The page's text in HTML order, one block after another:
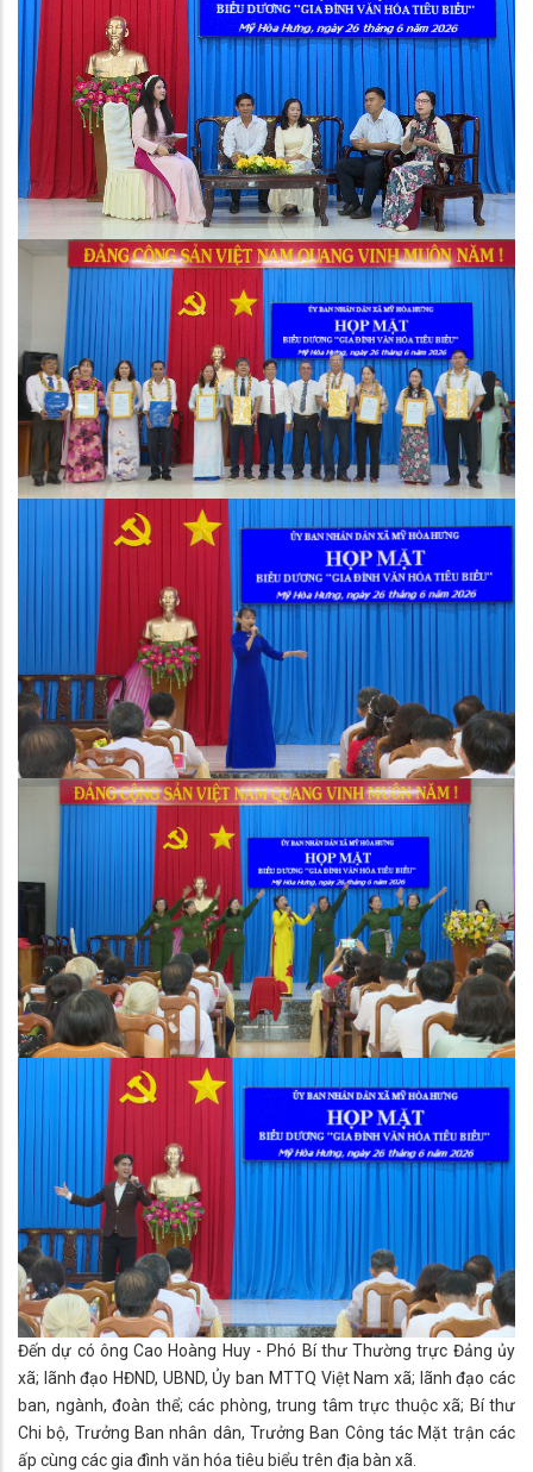
Đến dự có ông Cao Hoàng Huy - Phó Bí thư Thường trực Đảng ủy
xã; lãnh đạo HĐND, UBND, Ủy ban MTTQ Việt Nam xã; lãnh đạo các
ban, ngành, đoàn thể; các phòng, trung tâm trực thuộc xã; Bí thư
Chi bộ, Trưởng Ban nhân dân, Trưởng Ban Công tác Mặt trận các
ấp cùng các gia đình văn hóa tiêu biểu trên địa bàn xã.